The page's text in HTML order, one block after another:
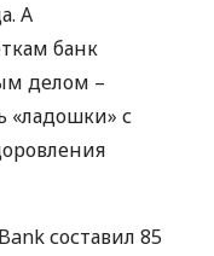
А
банк
делом –
«ладошки» с
составил 85